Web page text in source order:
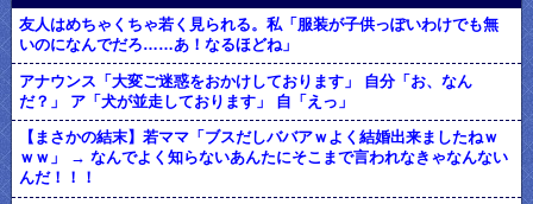
友人はめちゃくちゃ若く見られる。私「服装が子供っぽいわけでも無
いのになんでだろ……あ！なるほどね」
アナウンス「大変ご迷惑をおかけしております」 自分「お、なん
だ？」 ア「犬が並走しております」 自「えっ」
【まさかの結末】若ママ「ブスだしババアｗよく結婚出来ましたねｗ
ｗｗ」 → なんでよく知らないあんたにそこまで言われなきゃなんない
んだ！！！